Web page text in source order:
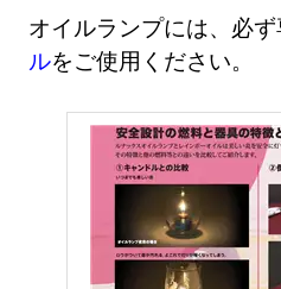
オイルランプには、必
ルをご使用ください。